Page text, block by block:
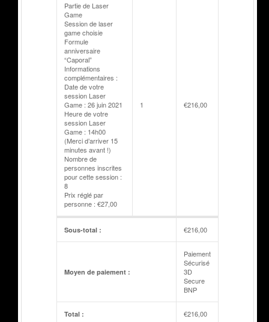
Partie de Laser
Game
Session de laser
game choisie
Formule
anniversaire
“Caporal”
Informations
complémentaires :
Date de votre
session Laser
Game : 26 juin 2021
Heure de votre
session Laser
Game : 14h00
(Merci d’arriver 15
minutes avant !)
Nombre de
personnes inscrites
pour cette session :
8
Prix réglé par
personne : €27,00
1 €216,00
Sous-total : €216,00
Moyen de paiement :
Paiement
Sécurisé
3D
Secure
BNP
Total : €216,00